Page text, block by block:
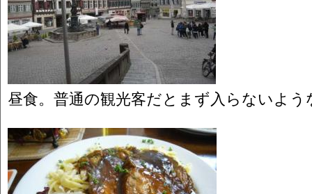
昼食。普通の観光客だとまず入らないよう